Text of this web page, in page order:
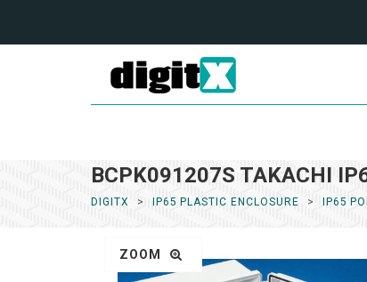
BCPK091207S TAKACHI
DIGITX IP65 PLASTIC ENCLOSURE IP65
ZOOM